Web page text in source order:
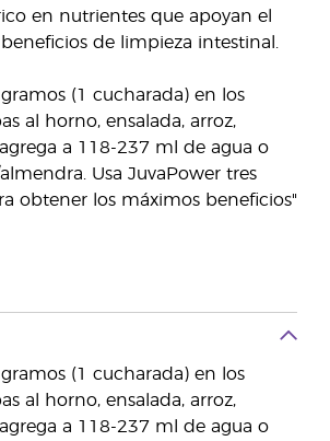
en nutrientes que apoyan el
de limpieza intestinal.
gramos (1 cucharada) en los
al horno, ensalada, arroz,
a 118-237 ml de agua o
Usa JuvaPower tres
obtener los máximos beneficios"
gramos (1 cucharada) en los
al horno, ensalada, arroz,
a 118-237 ml de agua o